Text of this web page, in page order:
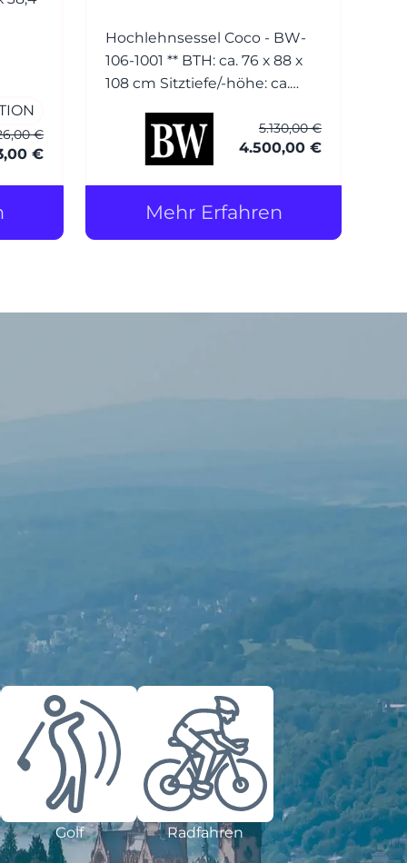
€
€
Hochlehnsessel Coco - BW-
106-1001 ** BTH: ca. 76 x 88 x
108 cm Sitztiefe/-höhe: ca.
Normandie grau mit Keder
Füsse: Esche wengefarbig
cm Bezug: Leder (1)
5.130,00 €
4.500,00 €
Mehr Erfahren
Golf Radfahren